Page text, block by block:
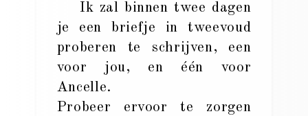
Ik zal binnen twee dagen
je een briefje in tweevoud
proberen te schrijven, een
voor jou, en één voor
Ancelle.
Probeer ervoor te zorgen